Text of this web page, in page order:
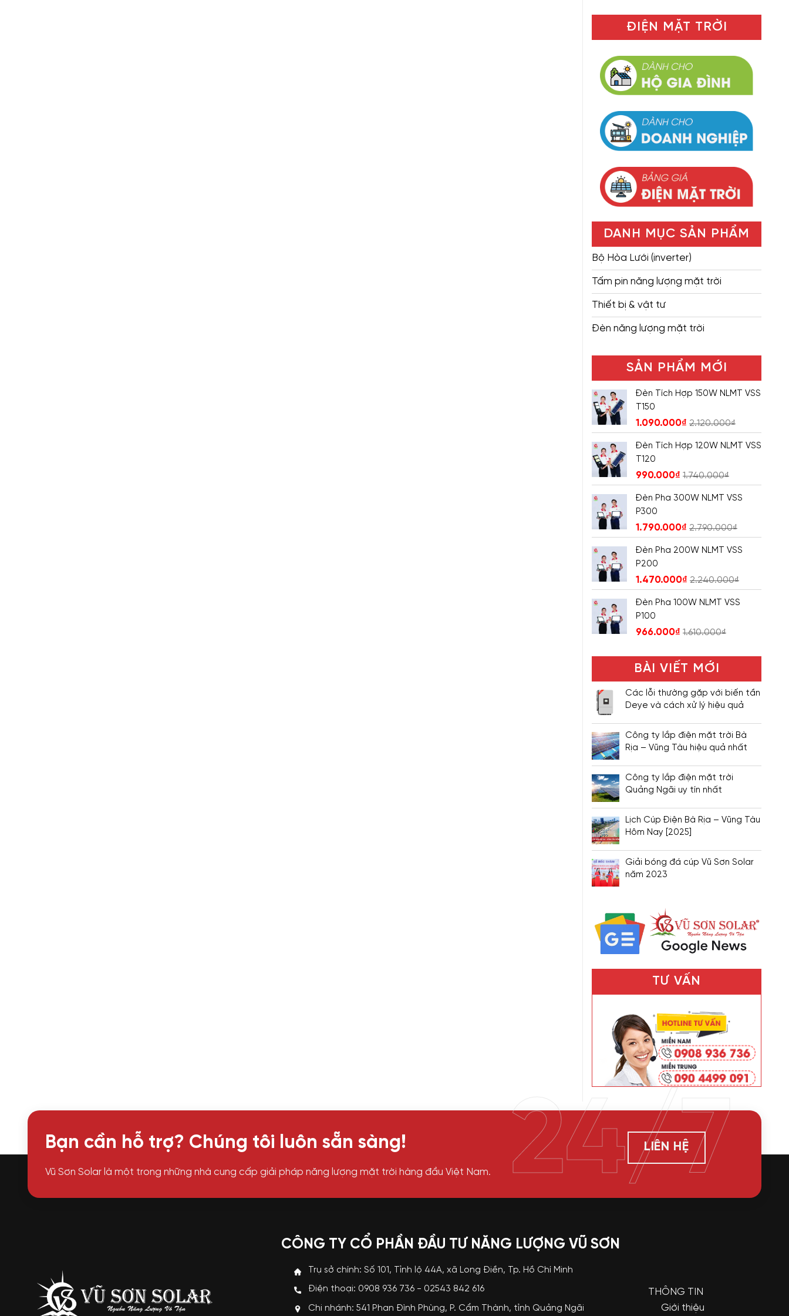
ĐIỆN MẶT TRỜI
DANH MỤC SẢN PHẨM
Bộ Hòa Lưới (inverter)
Tấm pin năng lượng mặt trời
Thiết bị & vật tư
Đèn năng lượng mặt trời
SẢN PHẨM MỚI
Đèn Tích Hợp 150W NLMT VSS
T150
1.090.000₫ 2.120.000₫
Đèn Tích Hợp 120W NLMT VSS
T120
990.000₫ 1.740.000₫
Đèn Pha 300W NLMT VSS
P300
1.790.000₫ 2.790.000₫
Đèn Pha 200W NLMT VSS
P200
1.470.000₫ 2.240.000₫
Đèn Pha 100W NLMT VSS
P100
966.000₫ 1.610.000₫
BÀI VIẾT MỚI
Các lỗi thường gặp với biến tần
Deye và cách xử lý hiệu quả
Công ty lắp điện mặt trời Bà
Rịa – Vũng Tàu hiệu quả nhất
Công ty lắp điện mặt trời
Quảng Ngãi uy tín nhất
Lịch Cúp Điện Bà Rịa – Vũng Tàu
Hôm Nay [2025]
Giải bóng đá cúp Vũ Sơn Solar
năm 2023
TƯ VẤN
Bạn cần hỗ trợ? Chúng tôi luôn sẵn sàng!
Vũ Sơn Solar là một trong những nhà cung cấp giải pháp năng lượng mặt trời hàng đầu Việt Nam.
LIÊN HỆ
24/7
CÔNG TY CỔ PHẦN ĐẦU TƯ NĂNG LƯỢNG VŨ SƠN
Trụ sở chính: Số 101, Tỉnh lộ 44A, xã Long Điền, Tp. Hồ Chí Minh
Điện thoại: 0908 936 736 - 02543 842 616
Chi nhánh: 541 Phan Đình Phùng, P. Cẩm Thành, tỉnh Quảng Ngãi
THÔNG TIN
Giới thiệu